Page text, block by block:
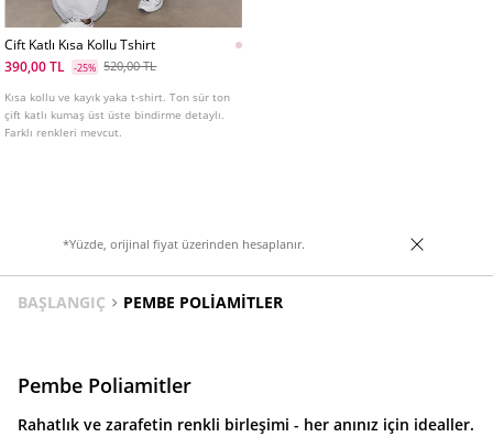
Cift Katlı Kısa Kollu Tshirt
390,00 TL
-25% 520,00 TL
Kısa kollu ve kayık yaka t-shirt. Ton sür ton
çift katlı kumaş üst üste bindirme detaylı.
Farklı renkleri mevcut.
*Yüzde, orijinal fiyat üzerinden hesaplanır.
BAŞLANGIÇ PEMBE POLIAMITLER
Pembe Poliamitler
Rahatlık ve zarafetin renkli birleşimi - her anınız için idealler.